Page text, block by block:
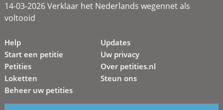
14-03-2026 Verklaar het Nederlands wegennet als
voltooid
Help
Start een petitie
Petities
Loketten
Beheer uw petities
Updates
Uw privacy
Over petities.nl
Steun ons